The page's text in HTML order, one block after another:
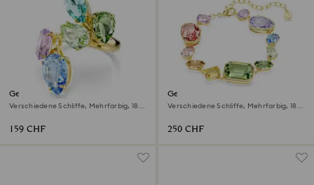
Gema Cocktailring
Verschiedene Schliffe, Mehrfarbig, 18K
159 CHF
Gema Armband
Verschiedene Schliffe, Mehrfarbig, 18K
250 CHF